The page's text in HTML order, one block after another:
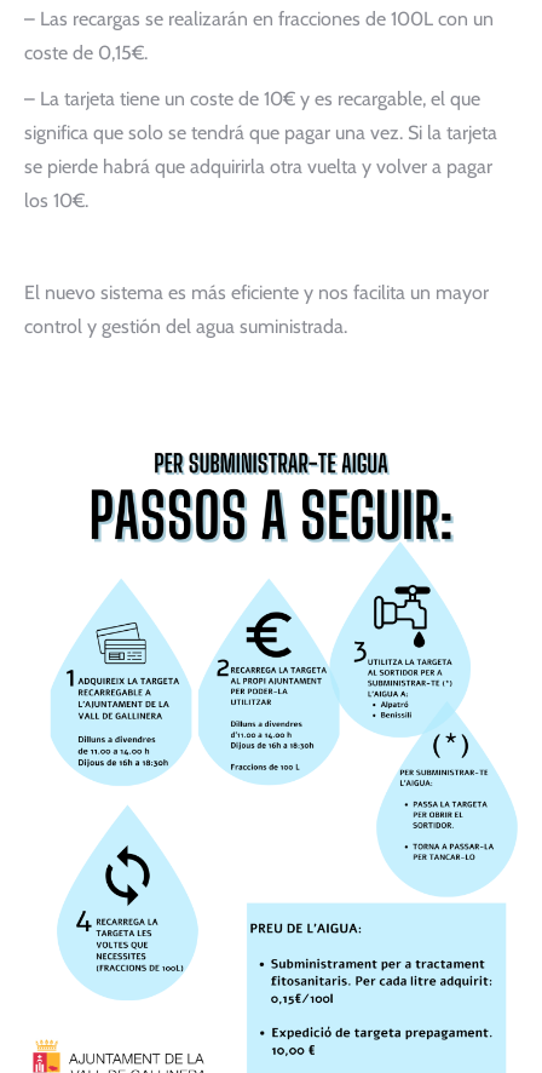
– Las recargas se realizarán en fracciones de 100L con un
coste de 0,15€.
– La tarjeta tiene un coste de 10€ y es recargable, el que
significa que solo se tendrá que pagar una vez. Si la tarjeta
se pierde habrá que adquirirla otra vuelta y volver a pagar
los 10€.
El nuevo sistema es más eficiente y nos facilita un mayor
control y gestión del agua suministrada.